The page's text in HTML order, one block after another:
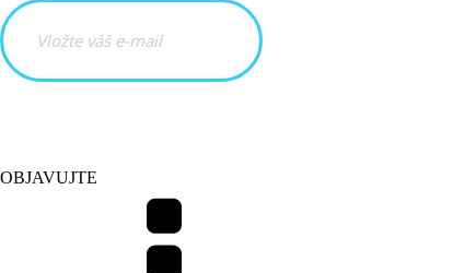
OBJAVUJTE